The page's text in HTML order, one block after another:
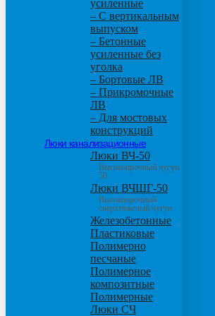
усиленные
– С вертикальным
выпуском
– Бетонные
усиленные без
уголка
– Бортовые ЛВ
– Прикромочные
ЛВ
– Для мостовых
конструкций
Люки канализационные
Люки ВЧ-50
Высокопрочный чугун
50
Люки ВЧШГ-50
Высокопрочный
сверхтяжелый чугун
Железобетонные
Пластиковые
Полимерно
песчаные
Полимерное
композитные
Полимерные
Люки СЧ